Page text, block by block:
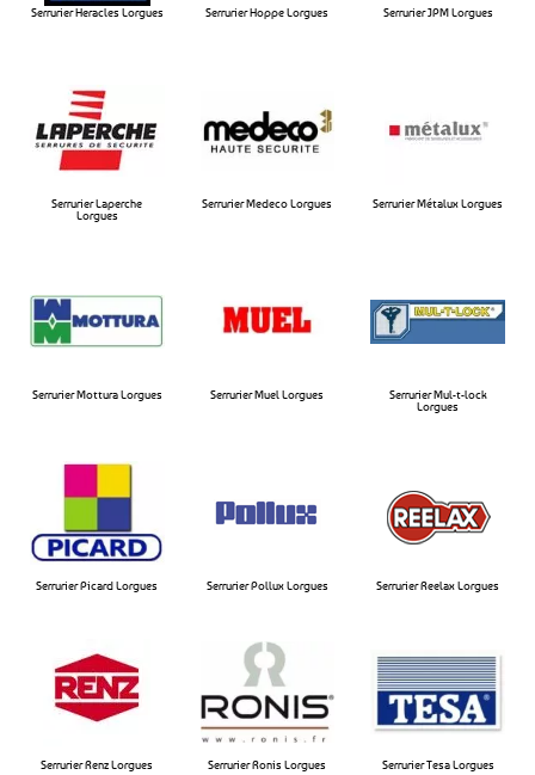
Serrurier Heracles Lorgues​ Serrurier Hoppe Lorgues​ Serrurier JPM Lorgues​
Serrurier Laperche
Lorgues​
Serrurier Medeco Lorgues​ Serrurier Métalux Lorgues​
Serrurier Mottura Lorgues​ Serrurier Muel Lorgues​
Serrurier Mul-t-lock
Lorgues​
Serrurier Picard Lorgues Serrurier Pollux Lorgues​ Serrurier Reelax Lorgues​
Serrurier Renz Lorgues Serrurier Ronis Lorgues Serrurier Tesa Lorgues